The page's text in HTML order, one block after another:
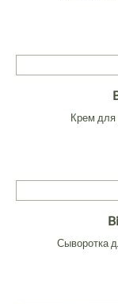
Крем для
Сыворотка